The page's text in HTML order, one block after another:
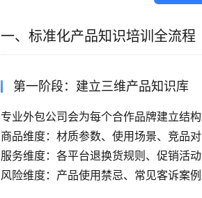
一、标准化产品知识培训全流程
第一阶段：建立三维产品知识库
专业外包公司会为每个合作品牌建立结构
商品维度：材质参数、使用场景、竞品
服务维度：各平台退换货规则、促销活
风险维度：产品使用禁忌、常见客诉案